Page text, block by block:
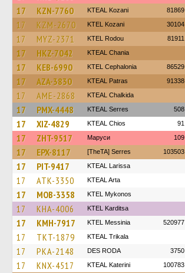
17
KZN-7760 KTEAL Kozani 81869
17 KZM-2670 ΚΤΕL Kozani 30104
17 MYZ-2371 ΚΤΕL Rodou 81911
17 HKZ-7042 KTEAL Chania
17 KEB-6990 KTEL Cephalonia 86529
17 AZA-3830 KTEAL Patras 91338
17 AME-2868 KTEAL Chalkida
17 PMX-4448 KTEAL Serres 508
17 XIZ-4829 KTEAL Chios 91
17 ZHT-9517 Маруси 109
17 EPX-8117 [TheTA] Serres 103503
17 PIT-9417 KTEAL Larissa
17 ATK-3350 KTEAL Arta
17 MOB-3358 KTEL Mykonos
17 KHA-4006 ΚΤΕL Karditsa
17 KMH-7917 KTEL Messinia 520977
17 TKT-1879 KTEAL Trikala
17 PKA-2148 DES RODA 3750
17 KNX-4517 KTEAL Katerini 100783